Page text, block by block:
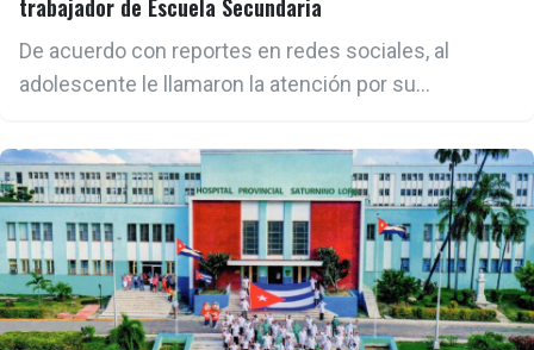
trabajador de Escuela Secundaria
De acuerdo con reportes en redes sociales, al
adolescente le llamaron la atención por su
al trabajador, causándole heridas en el pecho y la
cabeza.